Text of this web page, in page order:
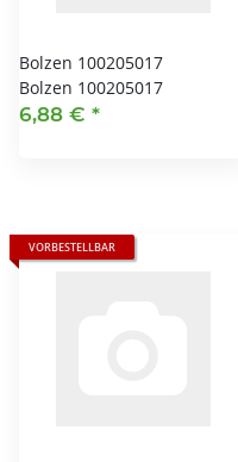
Bolzen 100205017
Bolzen 100205017
6,88 € *
VORBESTELLBAR